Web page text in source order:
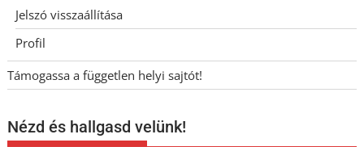
Jelszó visszaállítása
Profil
Támogassa a független helyi sajtót!
Nézd és hallgasd velünk!